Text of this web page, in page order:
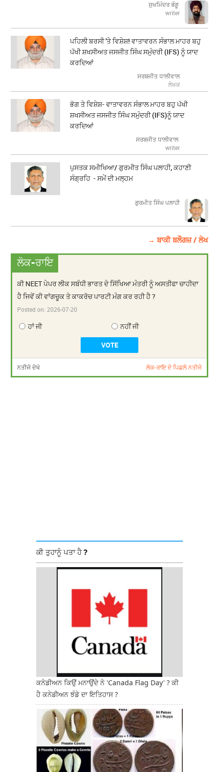
ਸੁਖਮਿੰਦਰ ਭੰਗੂ
writer
ਪਹਿਲੀ ਬਰਸੀ 'ਤੇ ਵਿਸ਼ੇਸ਼! ਵਾਤਾਵਰਨ ਸੰਭਾਲ ਮਾਹਰ ਬਹੁ
ਪੱਖੀ ਸ਼ਖਸੀਅਤ ਜਸਜੀਤ ਸਿੰਘ ਸਮੁੰਦਰੀ (IFS) ਨੂੰ ਯਾਦ
ਕਰਦਿਆਂ
ਸਰਬਜੀਤ ਧਾਲੀਵਾਲ
ਲੇਖਕ
ਭੋਗ ਤੇ ਵਿਸ਼ੇਸ਼- ਵਾਤਾਵਰਨ ਸੰਭਾਲ ਮਾਹਰ ਬਹੁ ਪੱਖੀ
ਸ਼ਖਸੀਅਤ ਜਸਜੀਤ ਸਿੰਘ ਸਮੁੰਦਰੀ (IFS)ਨੂੰ ਯਾਦ
ਕਰਦਿਆਂ
ਸਰਬਜੀਤ ਧਾਲੀਵਾਲ
writer
ਪੁਸਤਕ ਸਮੀਖਿਆ/ ਗੁਰਮੀਤ ਸਿੰਘ ਪਲਾਹੀ, ਕਹਾਣੀ
ਸੰਗ੍ਰਹਿ - ਸਮੇਂ ਦੀ ਮਲ੍ਹਮ
ਗੁਰਮੀਤ ਸਿੰਘ ਪਲਾਹੀ
→ ਬਾਕੀ ਬਲੌਗਜ਼ / ਲੇਖ
ਲੋਕ-ਰਾਇ
ਕੀ NEET ਪੇਪਰ ਲੀਕ ਸਬੰਧੀ ਭਾਰਤ ਦੇ ਸਿੱਖਿਆ ਮੰਤਰੀ ਨੂੰ ਅਸਤੀਫਾ ਚਾਹੀਦਾ
ਹੈ ਜਿਵੇਂ ਕੀ ਵਾਂਗਚੂਕ ਤੇ ਕਾਕਰੋਚ ਪਾਰਟੀ ਮੰਗ ਕਰ ਰਹੀ ਹੈ ?
Posted on:2026-07-20
ਹਾਂ ਜੀ ਨਹੀਂ ਜੀ
ਨਤੀਜੇ ਦੇਖੋ ਲੋਕ-ਰਾਇ ਦੇ ਪਿਛਲੇ ਨਤੀਜੇ
ਕੀ ਤੁਹਾਨੂੰ ਪਤਾ ਹੈ ?
ਕਨੇਡੀਅਨ ਕਿਉਂ ਮਨਾਉਂਦੇ ਨੇ 'Canada Flag Day' ? ਕੀ
ਹੈ ਕਨੇਡੀਅਨ ਝੰਡੇ ਦਾ ਇਤਿਹਾਸ ?